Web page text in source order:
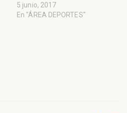
5 junio, 2017
En "ÁREA DEPORTES"